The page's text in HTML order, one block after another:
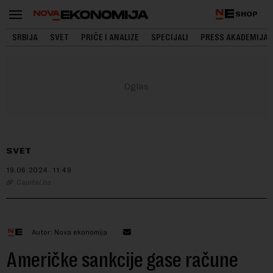
SHOP
SRBIJA SVET PRIČE I ANALIZE SPECIJALI PRESS AKADEMIJA
SVET
19.06.2024. 11:49
Capital.ba
Autor: Nova ekonomija
Američke sankcije gase račune